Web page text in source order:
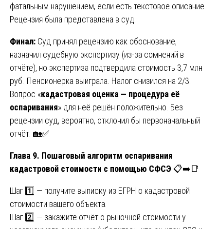
фатальным нарушением, если есть текстовое описание.
Рецензия была представлена в суд.
Финал: Суд принял рецензию как обоснование,
назначил судебную экспертизу (из-за сомнений в
отчёте), но экспертиза подтвердила стоимость 3,7 млн
руб. Пенсионерка выиграла. Налог снизился на 2/3.
Вопрос «кадастровая оценка — процедура её
оспаривания» для неё решён положительно. Без
рецензии суд, вероятно, отклонил бы первоначальный
отчёт. 🏡✅
Глава 9. Пошаговый алгоритм оспаривания
кадастровой стоимости с помощью СФСЭ 📋➡️📑
Шаг 1️⃣ — получите выписку из ЕГРН о кадастровой
стоимости вашего объекта.
Шаг 2️⃣ — закажите отчёт о рыночной стоимости у